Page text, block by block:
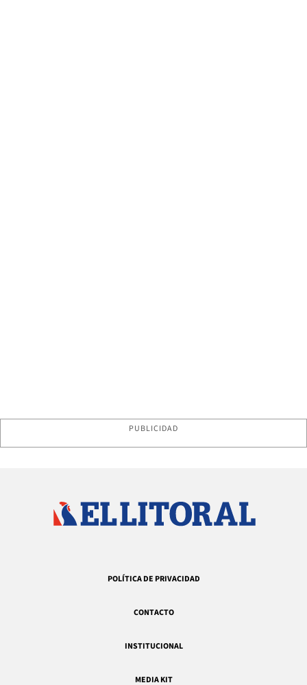
PUBLICIDAD
POLÍTICA DE PRIVACIDAD
CONTACTO
INSTITUCIONAL
MEDIA KIT